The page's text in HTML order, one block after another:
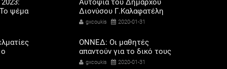
ψέμα
Διονύσου Γ.Καλαφατέλη
στο Κτήμα Τατοΐου και
Πολιτισμού Γ.Διδασκάλου
gxcoukis 2020-01-31
ΟΝΝΕΔ: Οι μαθητές
απαντούν για το δικό τους
σχολείο
gxcoukis 2020-01-31